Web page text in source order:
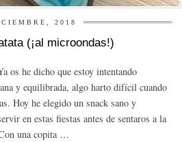
2018
(¡al microondas!)
os he dicho que estoy intentando
y equilibrada, algo harto difícil cuando
Hoy he elegido un snack sano y
en estas fiestas antes de sentaros a la
una copita …